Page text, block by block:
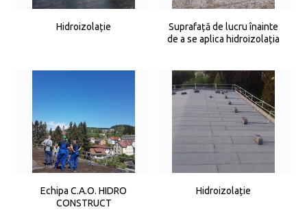
Hidroizolație
Suprafață de lucru înainte
de a se aplica hidroizolația
Echipa C.A.O. HIDRO
CONSTRUCT
Hidroizolație